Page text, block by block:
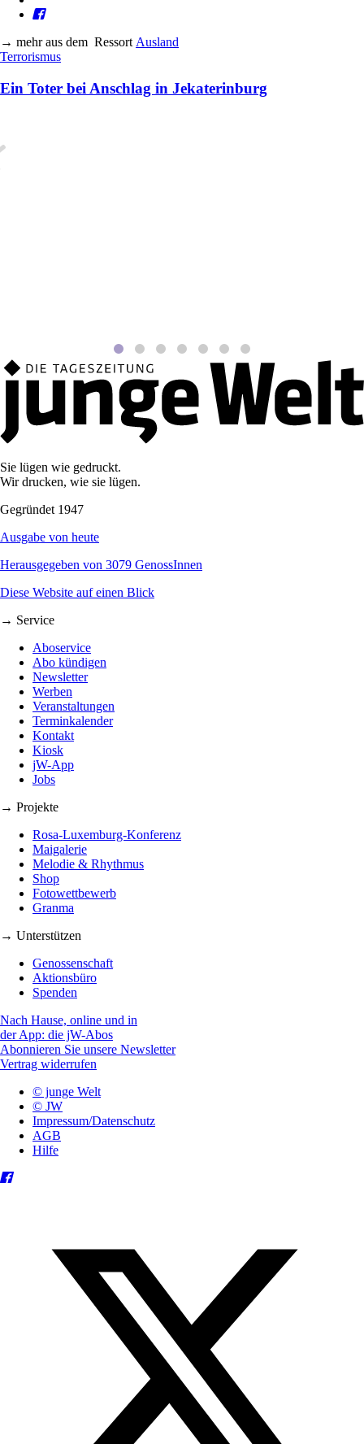
→ mehr aus dem Ressort Ausland
Terrorismus
Ein Toter bei Anschlag in Jekaterinburg
Sie lügen wie gedruckt.
Wir drucken, wie sie lügen.
Gegründet 1947
Ausgabe von heute
Herausgegeben von 3079 GenossInnen
Diese Website auf einen Blick
→ Service
Aboservice
Abo kündigen
Newsletter
Werben
Veranstaltungen
Terminkalender
Kontakt
Kiosk
jW-App
Jobs
→ Projekte
Rosa-Luxemburg-Konferenz
Maigalerie
Melodie & Rhythmus
Shop
Fotowettbewerb
Granma
→ Unterstützen
Genossenschaft
Aktionsbüro
Spenden
Nach Hause, online und in
der App: die jW-Abos
Abonnieren Sie unsere Newsletter
Vertrag widerrufen
© junge Welt
© JW
Impressum/Datenschutz
AGB
Hilfe